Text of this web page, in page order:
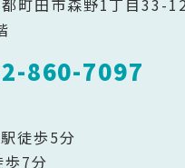
860-7097
徒歩5分
歩7分